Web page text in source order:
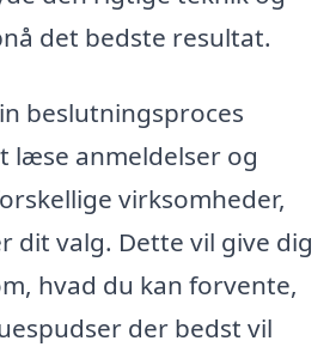
det bedste resultat.
beslutningsproces
læse anmeldelser og
virksomheder,
dit valg. Dette vil give dig
hvad du kan forvente,
der bedst vil